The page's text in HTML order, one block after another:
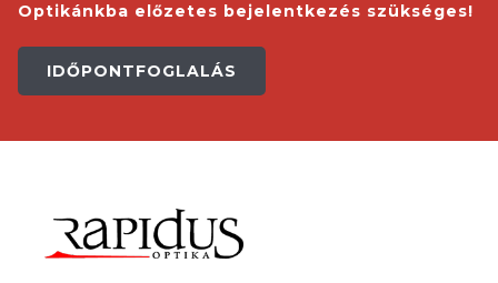
Optikánkba előzetes bejelentkezés szükséges!
IDŐPONTFOGLALÁS